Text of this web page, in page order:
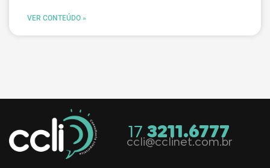
VER CONTEÚDO »
173211.6777
ccli@cclinet.com.br